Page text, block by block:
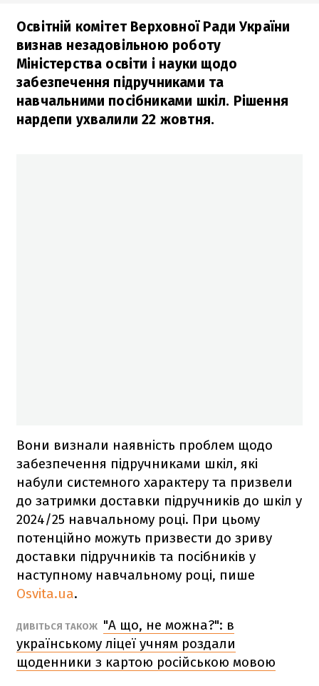
Освітній комітет Верховної Ради України
визнав незадовільною роботу
Міністерства освіти і науки щодо
забезпечення підручниками та
навчальними посібниками шкіл. Рішення
нардепи ухвалили 22 жовтня.
Вони визнали наявність проблем щодо
забезпечення підручниками шкіл, які
набули системного характеру та призвели
до затримки доставки підручників до шкіл у
2024/25 навчальному році. При цьому
потенційно можуть призвести до зриву
доставки підручників та посібників у
наступному навчальному році, пише
Osvita.ua.
ДИВІТЬСЯ ТАКОЖ "А що, не можна?": в
українському ліцеї учням роздали
щоденники з картою російською мовою